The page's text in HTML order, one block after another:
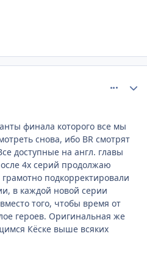
финала которого все мы
снова, ибо BR смотрят
доступные на англ. главы
4х серий продолжаю
подкорректировали
в каждой новой серии
того, чтобы время от
героев. Оригинальная же
Кёске выше всяких